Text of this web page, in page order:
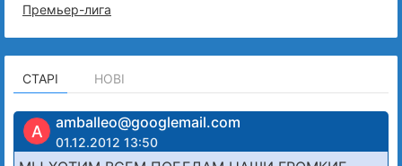
Премьер-лига
СТАРІ НОВІ
A amballeo@googlemail.com
01.12.2012 13:50